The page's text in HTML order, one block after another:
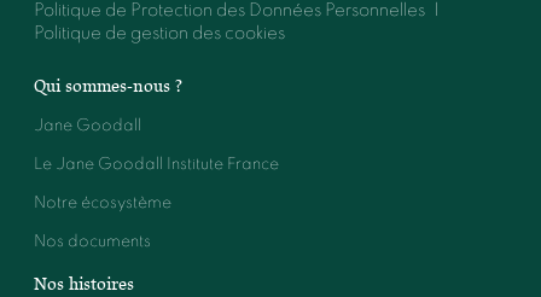
Politique de Protection des Données Personnelles
Politique de gestion des cookies
Qui sommes-nous ?
Jane Goodall
Le Jane Goodall Institute France
Notre écosystème
Nos documents
Nos histoires